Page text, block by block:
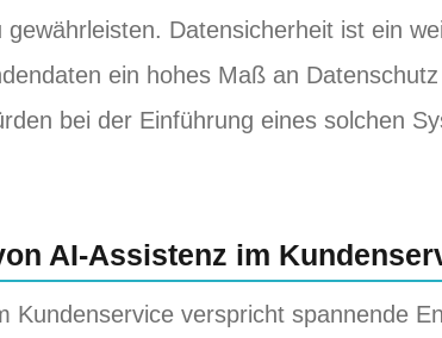
Datensicherheit ist ein
ein hohes Maß an
bei der Einführung eines solchen
AI-Assistenz im
Kundenservice verspricht spannende